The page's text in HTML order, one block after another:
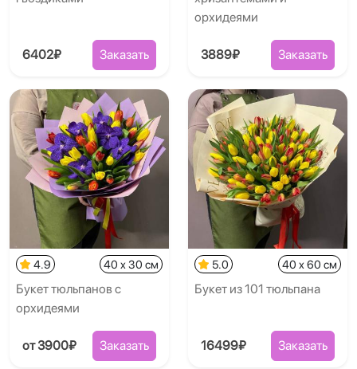
6402₽ Заказать
орхидеями
3889₽ Заказать
4.9 40 x 30 см
Букет тюльпанов с
орхидеями
от 3900₽ Заказать
5.0 40 x 60 см
Букет из 101 тюльпана
16499₽ Заказать